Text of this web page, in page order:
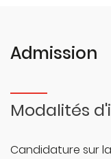
Admission
Modalités
Candidature sur